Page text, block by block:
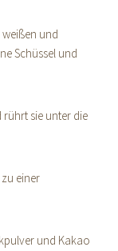
weißen und
Schüssel und
rührt sie unter die
einer
und Kakao